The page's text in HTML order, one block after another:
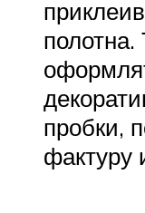
полотна.
пробки,
фактуру